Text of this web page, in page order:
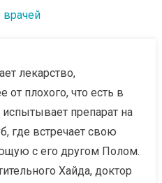
лекарство,
плохого, что есть в
препарат на
где встречает свою
с его другом Полом.
Хайда, доктор